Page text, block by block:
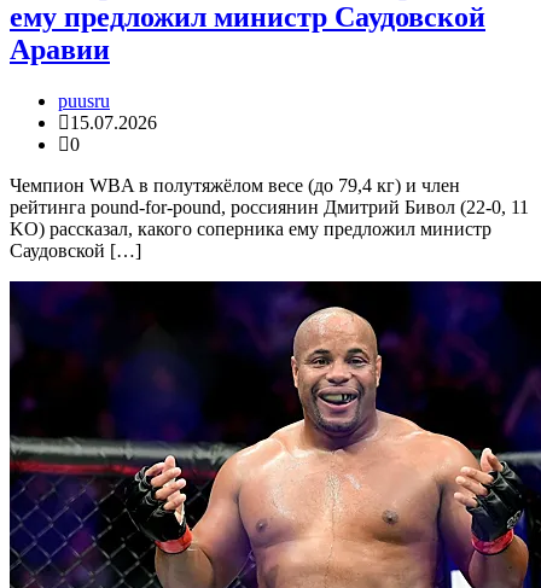
ему предложил министр Саудовской
Аравии
puusru
15.07.2026
0
Чемпион WBA в полутяжёлом весе (до 79,4 кг) и член
рейтинга pound-for-pound, россиянин Дмитрий Бивол (22-0, 11
KO) рассказал, какого соперника ему предложил министр
Саудовской […]